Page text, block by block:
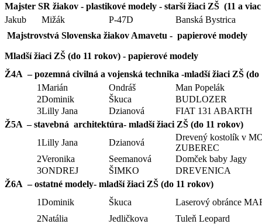
Majster SR žiakov - plastikové modely - starší žiaci ZŠ (11 a
Jakub
Mižák P-47D
Banská Bystrica
Majstrovstvá Slovenska žiakov Amavetu - papierové modely
Mladší žiaci ZŠ (do 11 rokov) - papierové modely
Ž4A – pozemná civilná a vojenská technika -mladší žiaci ZŠ
1Marián Ondráš
Man Popelák
2Dominik Škuca
BUDLOZER
3Lilly Jana Dzianová
FIAT 131 ABARTH
Ž5A – stavebná architektúra- mladší žiaci ZŠ (do 11 rokov)
1Lilly Jana Dzianová
Drevený kostolík v
ZUBEREC
2Veronika Seemanová
Domček baby Jagy
3ONDREJ ŠIMKO
DREVENICA
Ž6A – ostatné modely- mladší žiaci ZŠ (do 11 rokov)
1Dominik Škuca
Laserový obránce
2Natália Jedličkova
Tuleň Leopard